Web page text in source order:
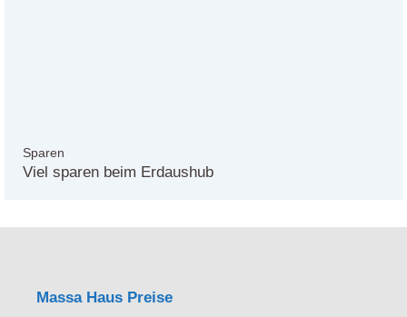
Sparen
Viel sparen beim Erdaushub
Massa Haus Preise